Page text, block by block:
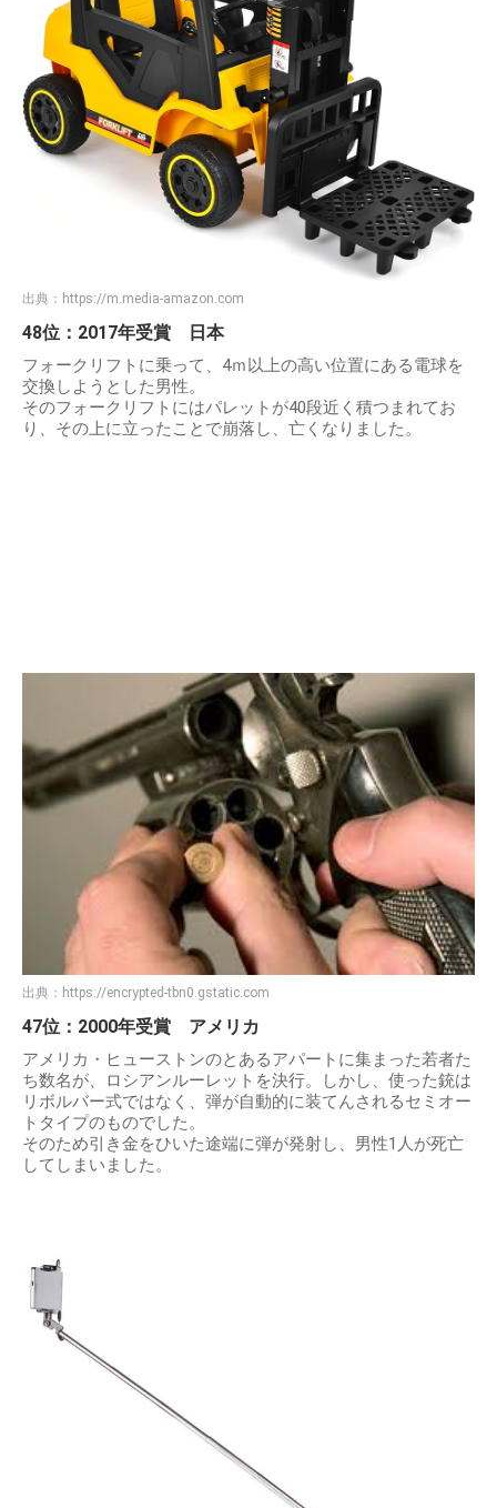
出典： https://m.media-amazon.com
48位：2017年受賞 日本
フォークリフトに乗って、4ｍ以上の高い位置にある電球を
交換しようとした男性。
そのフォークリフトにはパレットが40段近く積つまれてお
り、その上に立ったことで崩落し、亡くなりました。
出典： https://encrypted-tbn0.gstatic.com
47位：2000年受賞 アメリカ
アメリカ・ヒューストンのとあるアパートに集まった若者た
ち数名が、ロシアンルーレットを決行。しかし、使った銃は
リボルバー式ではなく、弾が自動的に装てんされるセミオー
トタイプのものでした。
そのため引き金をひいた途端に弾が発射し、男性1人が死亡
してしまいました。